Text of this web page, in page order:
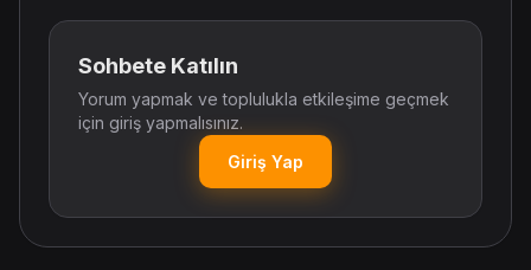
Sohbete Katılın
Yorum yapmak ve toplulukla etkileşime geçmek
için giriş yapmalısınız.
Giriş Yap